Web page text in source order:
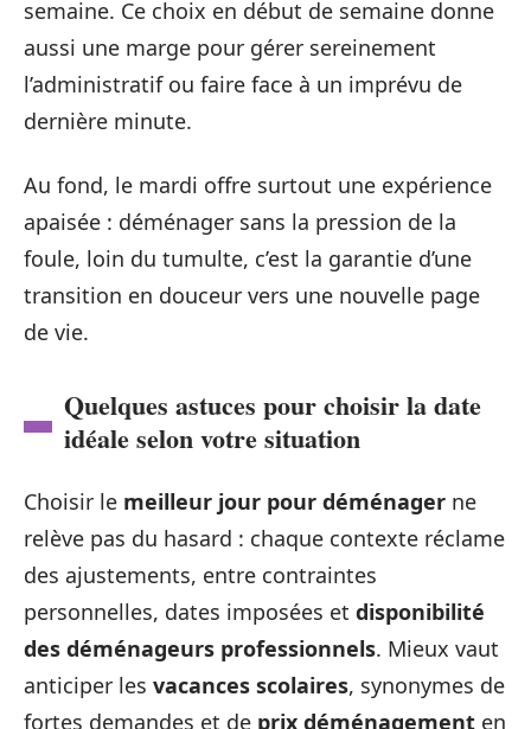
semaine. Ce choix en début de semaine donne
aussi une marge pour gérer sereinement
l’administratif ou faire face à un imprévu de
dernière minute.
Au fond, le mardi offre surtout une expérience
apaisée : déménager sans la pression de la
foule, loin du tumulte, c’est la garantie d’une
transition en douceur vers une nouvelle page
de vie.
Quelques astuces pour choisir la date
idéale selon votre situation
Choisir le meilleur jour pour déménager ne
relève pas du hasard : chaque contexte réclame
des ajustements, entre contraintes
personnelles, dates imposées et disponibilité
des déménageurs professionnels. Mieux vaut
anticiper les vacances scolaires, synonymes de
fortes demandes et de prix déménagement en